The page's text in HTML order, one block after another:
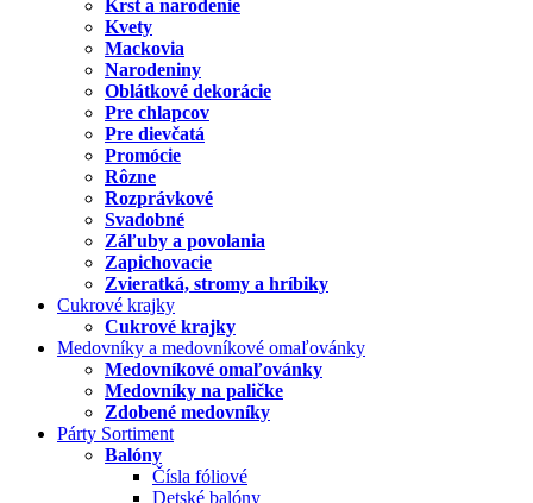
Krst a narodenie
Kvety
Mackovia
Narodeniny
Oblátkové dekorácie
Pre chlapcov
Pre dievčatá
Promócie
Rôzne
Rozprávkové
Svadobné
Záľuby a povolania
Zapichovacie
Zvieratká, stromy a hríbiky
Cukrové krajky
Cukrové krajky
Medovníky a medovníkové omaľovánky
Medovníkové omaľovánky
Medovníky na paličke
Zdobené medovníky
Párty Sortiment
Balóny
Čísla fóliové
Detské balóny